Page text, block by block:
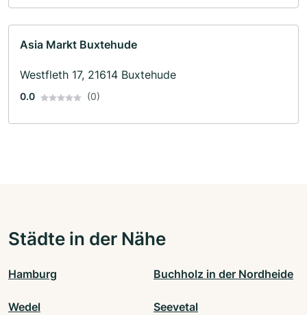
Asia Markt Buxtehude
Westfleth 17, 21614 Buxtehude
0.0 (0)
Städte in der Nähe
Hamburg Buchholz in der Nordheide
Wedel Seevetal